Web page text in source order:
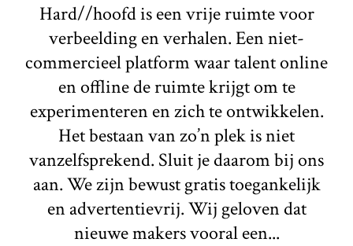
Hard//hoofd is een vrije ruimte voor
verbeelding en verhalen. Een niet-
commercieel platform waar talent online
en offline de ruimte krijgt om te
experimenteren en zich te ontwikkelen.
Het bestaan van zo’n plek is niet
vanzelfsprekend. Sluit je daarom bij ons
aan. We zijn bewust gratis toegankelijk
en advertentievrij. Wij geloven dat
nieuwe makers vooral een...